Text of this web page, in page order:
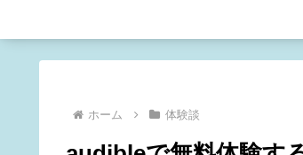
ホーム 体験談